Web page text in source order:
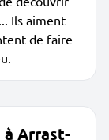
Ils aiment
de faire
à Arrast-